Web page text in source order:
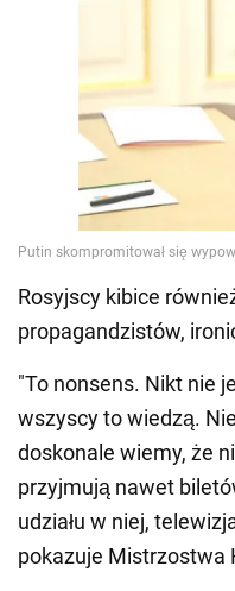
Rosyjscy kibice
propagandzistów,
"To nonsens. Nikt nie
wszyscy to wiedzą.
doskonale wiemy, że
przyjmują nawet
udziału w niej,
pokazuje Mistrzostwa